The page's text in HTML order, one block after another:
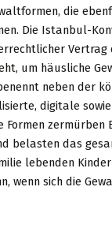
die
Die Istanbul-
Vertrag
um häusliche
neben der
digitale
Formen
belasten das
lebenden
wenn sich die